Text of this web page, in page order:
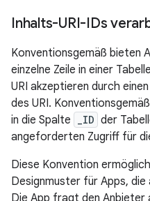
Inhalts-URI-IDs
Konventionsgemäß bieten
einzelne Zeile in einer
URI akzeptieren durch
des URI.
in die Spalte
_ID der
angeforderten Zugriff für
Diese Konvention
Designmuster für Apps,
Die App fragt den Anbieter